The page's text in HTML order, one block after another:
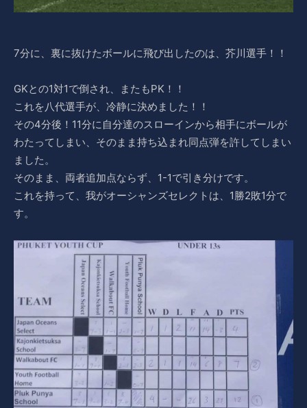
7分に、裏に抜けたボールに飛び出したのは、芥川選手！！
GKとの1対1で倒され、またもPK！！
これを八代選手が、冷静に決めました！！
その4分後！11分に自分達のスローインから相手にボールが
わたってしまい、そのまま持ち込まれ同点弾を許してしまい
ました。
そのまま、両者追加点ならず、1-1で引き分けです。
これを持って、我がオーシャンズセレクトは、1勝2敗1分で
す。